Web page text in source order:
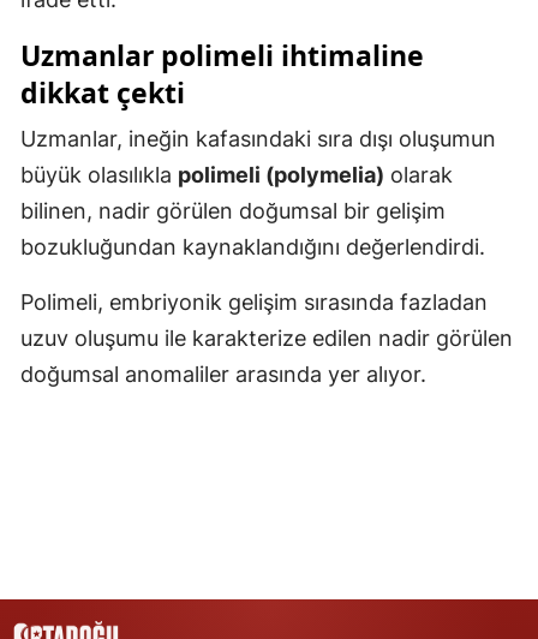
Manisa
Mardin
Muğla
Muş
Nevşehir
Niğde
Ordu
Uzmanlar polimeli ihtimaline
dikkat çekti
Uzmanlar, ineğin kafasındaki sıra dışı oluşumun
büyük olasılıkla polimeli (polymelia) olarak
bilinen, nadir görülen doğumsal bir gelişim
bozukluğundan kaynaklandığını değerlendirdi.
Polimeli, embriyonik gelişim sırasında fazladan
uzuv oluşumu ile karakterize edilen nadir görülen
doğumsal anomaliler arasında yer alıyor.